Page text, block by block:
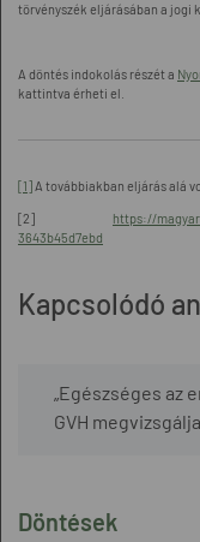
Döntések
törvényszék eljárásában a jogi
A döntés indokolás részét a
kattintva érheti el.
[1] A továbbiakban eljárás alá
[2]
https://
3643b45d7ebd
Kapcsolódó
„Egészséges az
GVH